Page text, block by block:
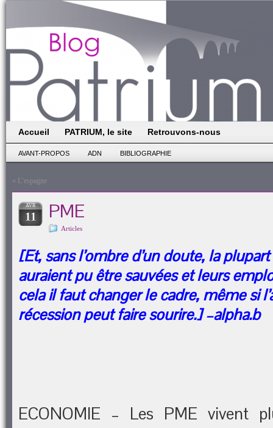
Accueil PATRIUM, le site Retrouvons-nous
AVANT-PROPOS ADN BIBLIOGRAPHIE
« L’espagne
AVR
11 PME
Articles
[Et, sans l’ombre d’un doute, la
auraient pu être sauvées et leurs
cela il faut changer le cadre, même si
récession peut faire sourire.] –alpha.b
ECONOMIE – Les PME vivent